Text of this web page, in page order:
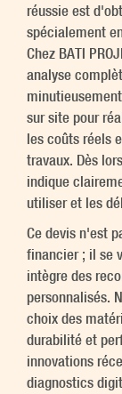
réussie est
spécialement
Chez BATI
analyse
sur site pour
les coûts réels
travaux. Dès
indique
utiliser et les
Ce devis n'est
financier ; il se
intègre des
personnalisés.
choix des
durabilité et
innovations
diagnostics